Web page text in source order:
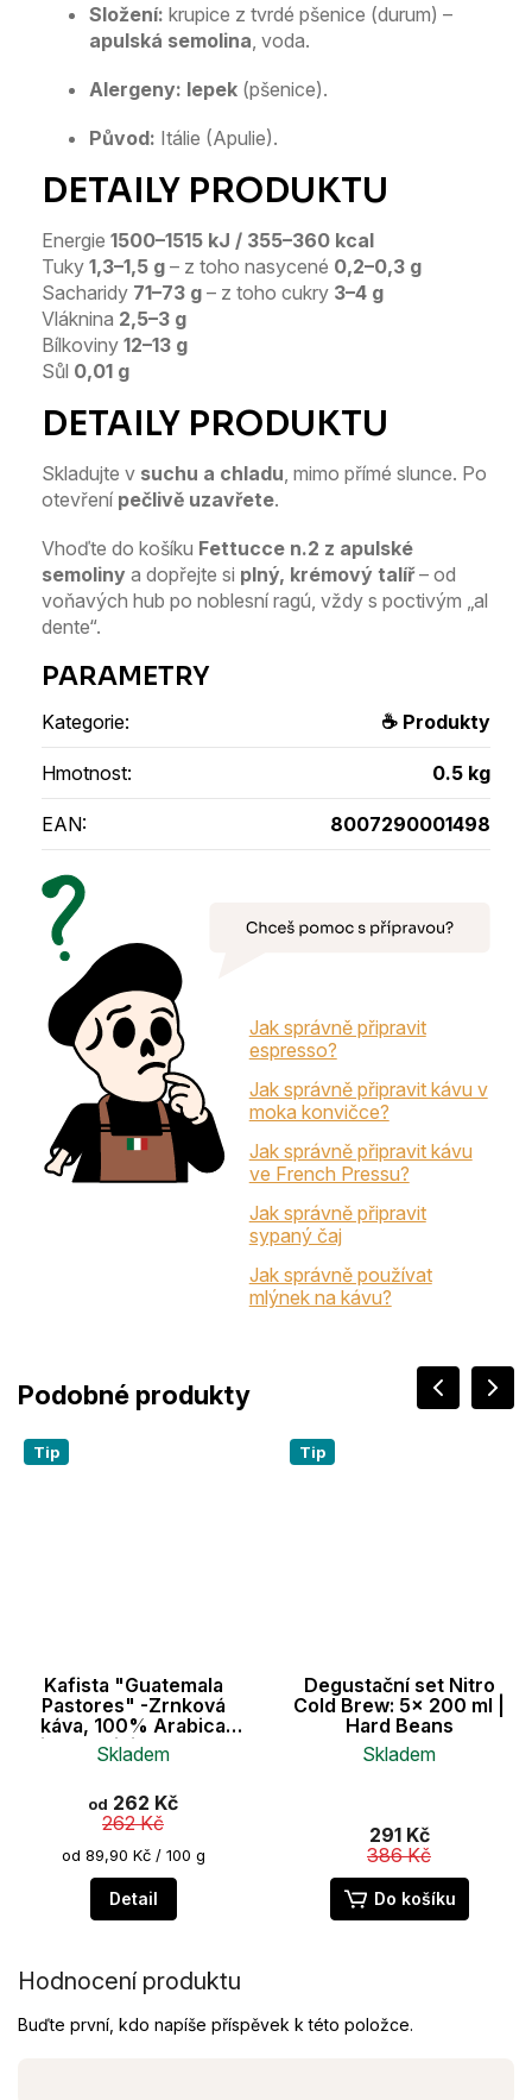
Složení: krupice z tvrdé pšenice (durum) –
apulská semolina , voda.
Alergeny: lepek (pšenice).
Původ: Itálie (Apulie).
Energie 1500–1515 kJ / 355–360 kcal
Tuky 1,3–1,5 g – z toho nasycené 0,2–0,3 g
Sacharidy 71–73 g – z toho cukry 3–4 g
Vláknina 2,5–3 g
Bílkoviny 12–13 g
Sůl 0,01 g
Skladujte v suchu a chladu , mimo přímé slunce. Po
otevření pečlivě uzavřete.
Vhoďte do košíku Fettucce n.2 z apulské
semoliny a dopřejte si plný, krémový talíř– od
voňavých hub po noblesní ragú, vždy s poctivým „al
dente“.
Kategorie: ☕ Produkty
Hmotnost: 0.5 kg
EAN: 8007290001498
Jak správně připravit
espresso?
Jak správně připravit kávu v
moka konvičce?
Jak správně připravit kávu
ve French Pressu?
Jak správně připravit
sypaný čaj
Jak správně používat
mlýnek na kávu?
Tip
Kafista "Guatemala
Pastores" -Zrnková
káva, 100% Arabica
Single Origin Espresso
Káva, Pražená v Itálii
hodnocení
produktu
je
5,0
5
Skladem
od 262 Kč
262 Kč
Měrná
cena:
od 89,90 Kč / 100 g
Detail
Tip
Degustační set Nitro
Cold Brew: 5× 200 ml |
Hard Beans
Skladem
291 Kč
386 Kč
Do košíku
Hodnocení produktu
Buďte první, kdo napíše příspěvek k této položce.